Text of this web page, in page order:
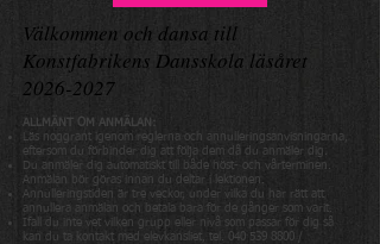
Välkommen och dansa till
Konstfabrikens Dansskola läsåret
2026-2027
ALLMÄNT OM ANMÄLAN:
Läs noggrant igenom reglerna och annulleringsanvisningarna,
eftersom du förbinder dig att följa dem då du anmäler dig.
Du anmäler dig automatiskt till både höst- och vårterminen.
Anmälan bör göras innan du deltar i lektionen.
Annulleringstiden är tre veckor, under vilka du har rätt att
annullera anmälan och betala bara för de gånger som varit.
Ifall du inte vet vilken grupp eller nivå som passar för dig så
kan du ta kontakt med elevkansliet, tel. 040 539 8800 /